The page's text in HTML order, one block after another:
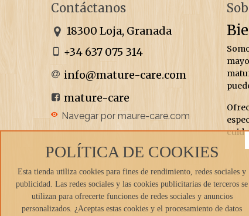
Contáctanos
18300 Loja, Granada
+34 637 075 314
info@mature-care.com
mature-care
Navegar por maure-care.com
POLÍTICA DE COOKIES
Esta tienda utiliza cookies para fines de rendimiento, redes sociales y
publicidad. Las redes sociales y las cookies publicitarias de terceros se
utilizan para ofrecerte funciones de redes sociales y anuncios
personalizados. ¿Aceptas estas cookies y el procesamiento de datos